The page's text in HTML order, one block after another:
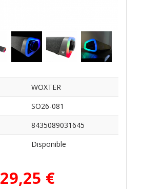
WOXTER
SO26-081
8435089031645
Disponible
29,25 €